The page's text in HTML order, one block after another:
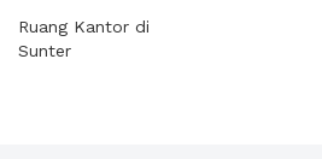
Ruang Kantor di
Sunter